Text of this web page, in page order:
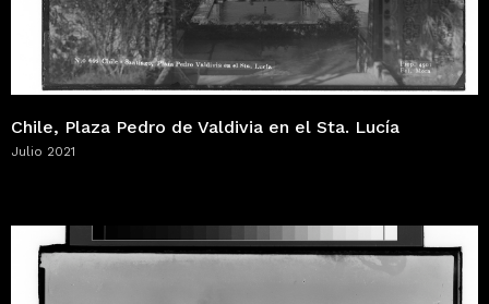
Chile, Plaza Pedro de Valdivia en el Sta. Lucía
Julio 2021